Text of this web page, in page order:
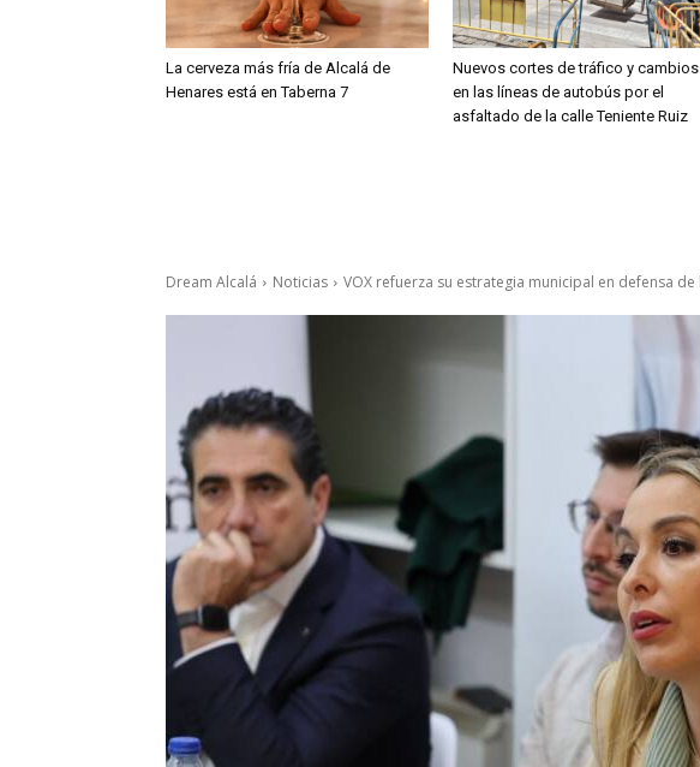
La cerveza más fría de Alcalá de
Henares está en Taberna 7
Nuevos cortes de tráfico y cambios
en las líneas de autobús por el
asfaltado de la calle Teniente Ruiz